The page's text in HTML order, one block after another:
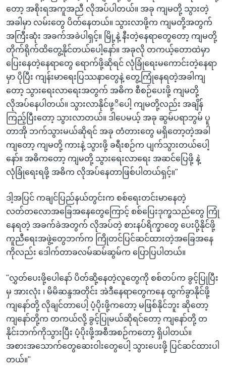
တော့ အစိုးရအကူအညီ လိုအပ်ပါတယ်။ အခု ကျမတို့ သွားတဲ့
အခါမှာ လမ်းတွေ ပိတ်နေတယ်။ သွားလာဖို့က ကျမတို့အတွက်
အကြီးဆုံး အခက်အခဲပါရှင့်။ မြို့နဲ့ နီးတဲ့နေရာတွေတော့ ကျမတို့
တိုက်ရိုက်ထိတွေ့နိုင်တယ်ပေါ့နော်။ အခုလို တကယ့်တောထဲမှာ
ပြေးနေတဲ့နေရာတွေ ရောက်ဖို့ဆိုရင် လုံခြုံရေးမကောင်းတဲ့နေရာ
မှာ ပိုပြီး ကျန်းမာရေးပြဿနာတွေနဲ့ တွေ့ကြုံနေရတဲ့အခါကျ
တော့ သွားရေးလာရေးအတွက် အဓိက စီစဉ်ပေးဖို့ ကျမတို့
လိုအပ်နေပါတယ်။ သွားလာနိုင်ဖု့ိပေါ့ ကျမတို့လည်း အချိန်
ကြည့်ပြီးတော့ သွားလာတယ်။ ဒါပေမယ့် အခု ဆွမ်ပရာဘွမ် ပူ
တာအို ဘက်သွားမယ်ဆိုရင် အခု တံတားတွေ မရှိတော့တဲ့အခါ
ကျတော့ ကျမတို့ ကားနဲ့ သွားဖို့ ခရီးစဉ်က ပျက်သွားတယ်ပေါ့
နော်။ အဓိကတော့ ကျမတို့ သွားရေးလာရေး အဆင်ပြေဖို့ နဲ့
လုံခြုံရေးရဖို့ အဓိက လိုအပ်နေတာဖြစ်ပါတယ်ရှင့်။"
ဒါ့အပြင် ကချင်ပြည်နယ်တွင်းက စစ်ရေးတင်းမာနေတဲ့
လတ်တလောအခြေအနေတွေကြောင့် စစ်ပြေးဒုက္ခသည်တွေ ကြုံ
နေရတဲ့ အခက်ခဲအတွက် လိုအပ်တဲ့ စားနပ်ရိက္ခာတွေ ပေးပို့နိုင်ဖို့
ကူညီရေးအဖွဲ့တွေဘက်က ကြိုတင်ပြင်ဆင်ထားတဲ့အခြေအနေ
ကိုလည်း ဒေါက်တာခလမ်ဆမ်ဆွမ်က ပြောပြပါတယ်။
"လွှတ်ပေးဖို့ပေါနော် ပိတ်ဆို့နေတဲ့လူတွေကို စစ်တပ်က ခွင့်ပြုပြီး
မှ အားလုံး ၊ မိမိဆန္ဒအတိုင်း အဲဒီနေရာတွေကနေ ထွက်ခွာနိုင်ဖို့
ကျနော်တို့ လိုချင်တာပေါ့ ပံ့ပိုးဖို့ကတော့ မဖြစ်နိုင်ဘူး ဆိုတော့
ကျနော်တို့က တကယ်လို့ ခွင့်ပြုမယ်ဆိုရင်တော့ ကျနော်တို့ တ
နိုင်းဘက်ကိုသွားပြီး ပံ့ပိုးဖို့အစီအစဉ်ကတော့ ရှိပါတယ်။
အစားအသောက်တွေဆေးဝါးတွေပေါ့ သွားပေးဖို့ ပြင်ဆင်ထားပါ
တယ်။"